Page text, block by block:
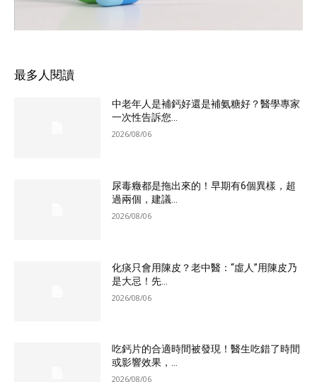
最多人閱讀
中老年人是補鈣好還是補氨糖好？醫學專家
一次性告訴您...
2026/08/06
尿毒癥都是拖出來的！早期有6個異樣，超
過兩個，建議...
2026/08/06
化痰只會用陳皮？老中醫：“虛人”用陳皮乃
是大忌！先...
2026/08/06
吃鈣片的合適時間被發現！醫生吃錯了時間
或影響效果，...
2026/08/06